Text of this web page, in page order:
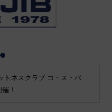
トネスクラブ コ・ス・パ
！
2